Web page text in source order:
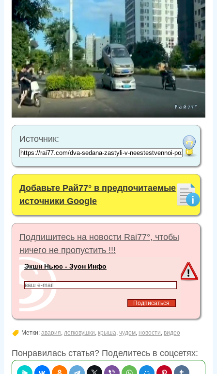
Источник:
Добавьте Рай77° в предпочитаемые
источники Google
Подпишитесь на новости Rai77°, чтобы
ничего не пропустить !!!
Экшн Ньюс - Зуон Инфо
Метки: авария легковушки крыша чудом, новости видео
Понравилась статья? Поделитесь в соцсетях: